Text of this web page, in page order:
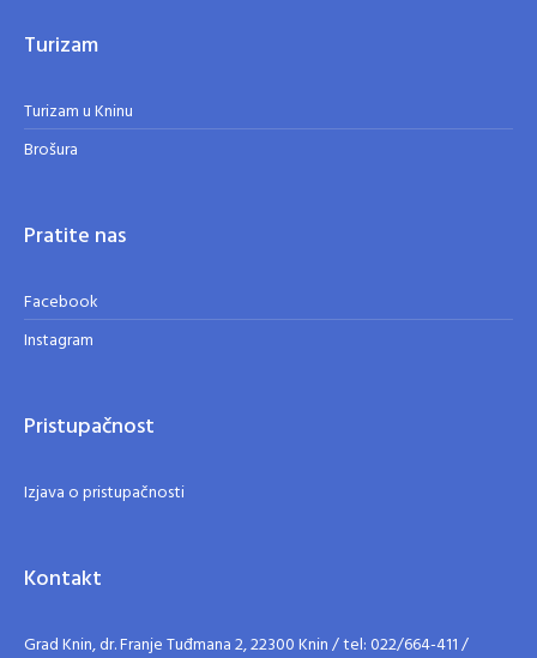
Turizam
Turizam u Kninu
Brošura
Pratite nas
Facebook
Instagram
Pristupačnost
Izjava o pristupačnosti
Kontakt
Grad Knin, dr. Franje Tuđmana 2, 22300 Knin / tel: 022/664-411 /